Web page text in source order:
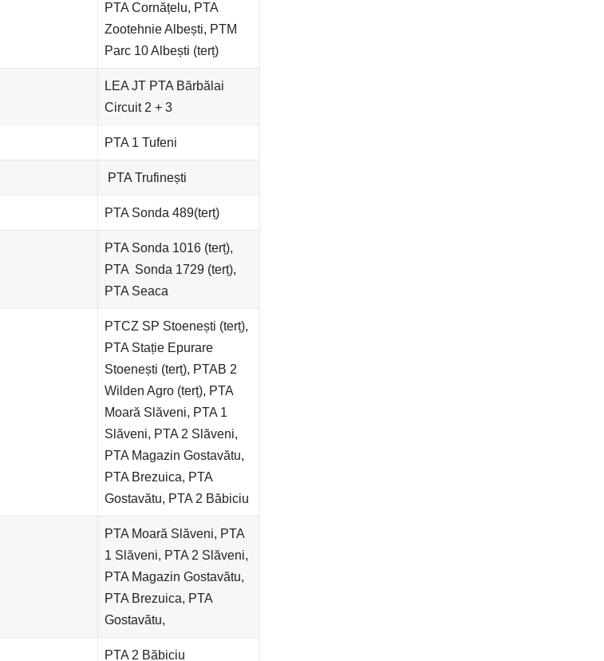
PTA Cornățelu, PTA
Zootehnie Albești, PTM
Parc 10 Albești (terț)
LEA JT PTA Bărbălai
Circuit 2 + 3
PTA 1 Tufeni
PTA Trufinești
PTA Sonda 489(terț)
PTA Sonda 1016 (terț),
PTA Sonda 1729 (terț),
PTA Seaca
PTCZ SP Stoenești (terț),
PTA Stație Epurare
Stoenești (terț), PTAB 2
Wilden Agro (terț), PTA
Moară Slăveni, PTA 1
Slăveni, PTA 2 Slăveni,
PTA Magazin Gostavătu,
PTA Brezuica, PTA
Gostavătu, PTA 2 Băbiciu
PTA Moară Slăveni, PTA
1 Slăveni, PTA 2 Slăveni,
PTA Magazin Gostavătu,
PTA Brezuica, PTA
Gostavătu,
PTA 2 Băbiciu